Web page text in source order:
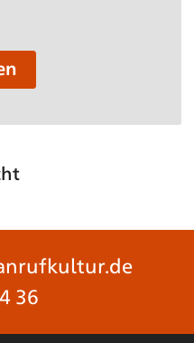
36